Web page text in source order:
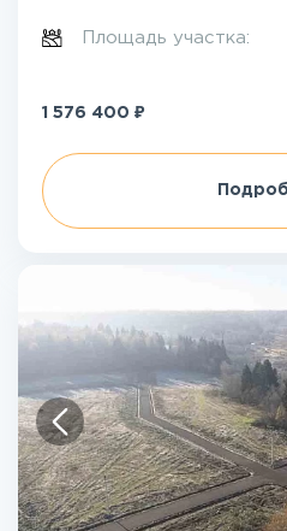
Площадь участка:
1 576 400 ₽